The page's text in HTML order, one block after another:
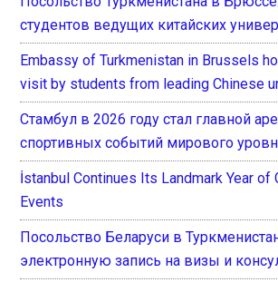
студентов ведущих китайских
Embassy of Turkmenistan in Brussels
visit by students from leading Chinese
Стамбул в 2026 году стал главной
спортивных событий мирового
İstanbul Continues Its Landmark Year of
Events
Посольство Беларуси в
электронную запись на визы и